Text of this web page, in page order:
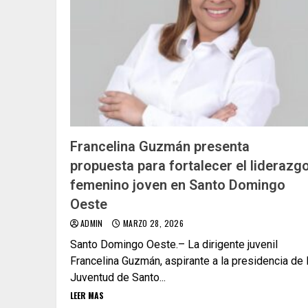
Francelina Guzmán presenta
propuesta para fortalecer el
femenino joven en Santo Domingo
Oeste
ADMIN MARZO 28, 2026
Santo Domingo Oeste.– La dirigente juvenil
Francelina Guzmán, aspirante a la presidencia de
Juventud de Santo...
LEER MAS